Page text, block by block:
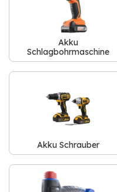
Akku
Schlagbohrmaschine
Akku Schrauber